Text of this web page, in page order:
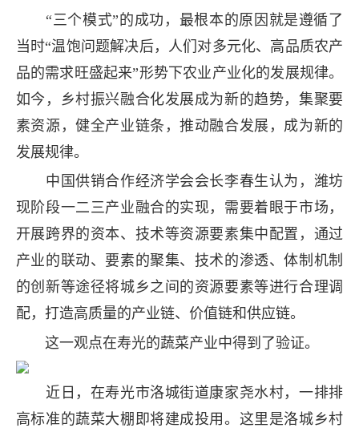
“三个模式”的成功，最根本的原因就是遵循了
当时“温饱问题解决后，人们对多元化、高品质农产
品的需求旺盛起来”形势下农业产业化的发展规律。
如今，乡村振兴融合化发展成为新的趋势，集聚要
素资源，健全产业链条，推动融合发展，成为新的
发展规律。
中国供销合作经济学会会长李春生认为，潍坊
现阶段一二三产业融合的实现，需要着眼于市场，
开展跨界的资本、技术等资源要素集中配置，通过
产业的联动、要素的聚集、技术的渗透、体制机制
的创新等途径将城乡之间的资源要素等进行合理调
配，打造高质量的产业链、价值链和供应链。
这一观点在寿光的蔬菜产业中得到了验证。
近日，在寿光市洛城街道康家尧水村，一排排
高标准的蔬菜大棚即将建成投用。这里是洛城乡村